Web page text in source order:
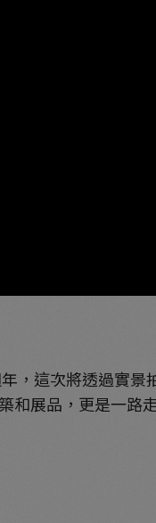
，這次將透過實景
和展品，更是一路